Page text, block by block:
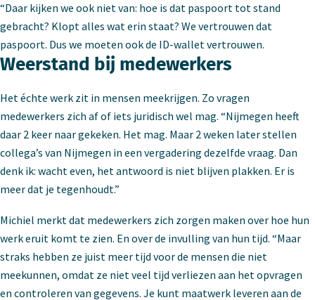
“Daar kijken we ook niet van: hoe is dat paspoort tot stand
gebracht? Klopt alles wat erin staat? We vertrouwen dat
paspoort. Dus we moeten ook de ID-wallet vertrouwen.
Weerstand bij medewerkers
Het échte werk zit in mensen meekrijgen. Zo vragen
medewerkers zich af of iets juridisch wel mag. “Nijmegen heeft
daar 2 keer naar gekeken. Het mag. Maar 2 weken later stellen
collega’s van Nijmegen in een vergadering dezelfde vraag. Dan
denk ik: wacht even, het antwoord is niet blijven plakken. Er is
meer dat je tegenhoudt.”
Michiel merkt dat medewerkers zich zorgen maken over hoe hun
werk eruit komt te zien. En over de invulling van hun tijd. “Maar
straks hebben ze juist meer tijd voor de mensen die niet
meekunnen, omdat ze niet veel tijd verliezen aan het opvragen
en controleren van gegevens. Je kunt maatwerk leveren aan de